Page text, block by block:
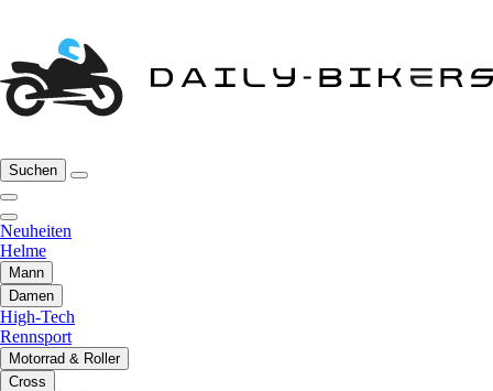
Suchen
Neuheiten
Helme
Mann
Damen
High-Tech
Rennsport
Motorrad & Roller
Cross